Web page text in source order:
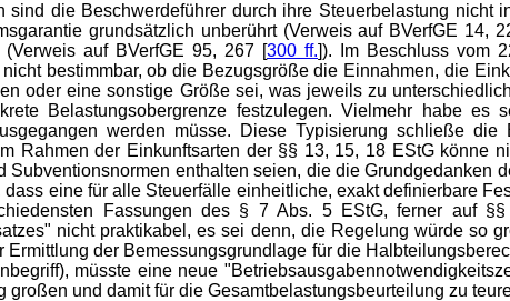
die Beschwerdeführer durch ihre Steuerbelastung nicht
grundsätzlich unberührt (Verweis auf BVerfGE 14,
(Verweis auf BVerfGE 95, 267 [300 ff.]). Im Beschluss vom
bestimmbar, ob die Bezugsgröße die Einnahmen, die
oder eine sonstige Größe sei, was jeweils zu
Belastungsobergrenze festzulegen. Vielmehr habe es
werden müsse. Diese Typisierung schließe
Rahmen der Einkunftsarten der §§ 13, 15, 18 EStG könne
enthalten seien, die die Grundgedanken
eine für alle Steuerfälle einheitliche, exakt definierbare
Fassungen des § 7 Abs. 5 EStG, ferner auf
nicht praktikabel, es sei denn, die Regelung würde so
der Bemessungsgrundlage für die
müsste eine neue
und damit für die Gesamtbelastungsbeurteilung zu